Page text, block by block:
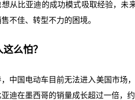
想从比亚迪的成功模式吸取经验，
不佳、转型不力的困境。
么怕？
中国电动车目前无法进入美国市场
迪在墨西哥的销量成长超过一倍，